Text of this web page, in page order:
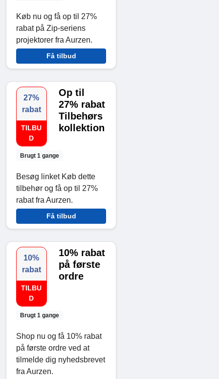
Køb nu og få op til 27%
rabat på Zip-seriens
projektorer fra Aurzen.
Få tilbud
27%
rabat
TILBU
D
Brugt 1 gange
Op til
27% rabat
Tilbehørs
kollektion
Besøg linket Køb dette
tilbehør og få op til 27%
rabat fra Aurzen.
Få tilbud
10%
rabat
TILBU
D
Brugt 1 gange
10% rabat
på første
ordre
Shop nu og få 10% rabat
på første ordre ved at
tilmelde dig nyhedsbrevet
fra Aurzen.